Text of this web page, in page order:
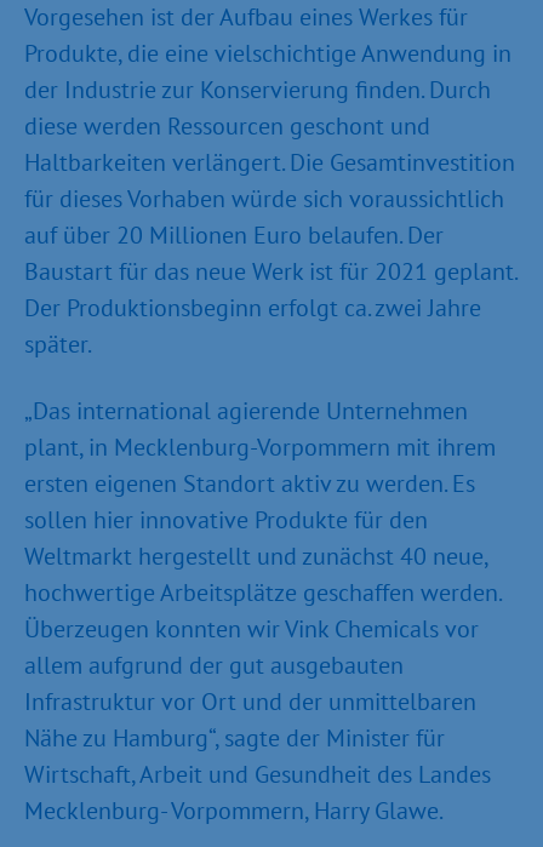
Vorgesehen ist der Aufbau eines Werkes für
Produkte, die eine vielschichtige Anwendung in
der Industrie zur Konservierung finden. Durch
diese werden Ressourcen geschont und
Haltbarkeiten verlängert. Die Gesamtinvestition
für dieses Vorhaben würde sich voraussichtlich
auf über 20 Millionen Euro belaufen. Der
Baustart für das neue Werk ist für 2021 geplant.
Der Produktionsbeginn erfolgt ca. zwei Jahre
später.
„Das international agierende Unternehmen
plant, in Mecklenburg-Vorpommern mit ihrem
ersten eigenen Standort aktiv zu werden. Es
sollen hier innovative Produkte für den
Weltmarkt hergestellt und zunächst 40 neue,
hochwertige Arbeitsplätze geschaffen werden.
Überzeugen konnten wir Vink Chemicals vor
allem aufgrund der gut ausgebauten
Infrastruktur vor Ort und der unmittelbaren
Nähe zu Hamburg“, sagte der Minister für
Wirtschaft, Arbeit und Gesundheit des Landes
Mecklenburg- Vorpommern, Harry Glawe.